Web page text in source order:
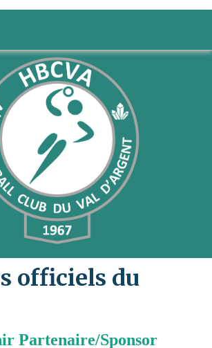
officiels du
Partenaire/Sponsor